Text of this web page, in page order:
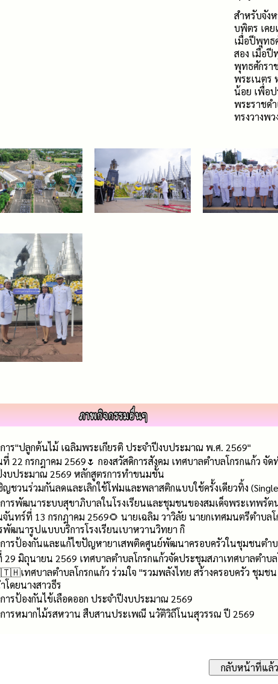
สำหรับจัง
บพิตร เคย
เมื่อปีพุทธ
สอง เมื่อปี
พุทธศักรา
พระเนตร
น้อย เพื่อป
พระราชด
ทรงวางพ
การ"ปลูกต้นไม้ เฉลิมพระเกียรติ ประจำปีงบประมาณ พ.ศ. 2569"
ที่ 22 กรกฎาคม 2569🌷 กองสวัสดิการสังคม เทศบาลตำบลโกรกแก้ว
งบประมาณ 2569 หลักสูตรการทำขนมชั้น
ญชวนร่วมกันลดและเลิกใช้โฟมและพลาสติกแบบใช้ครั้งเดียวทิ้ง
การพัฒนาระบบสุขาภิบาลในโรงเรียนและชุมชนของสมเด็จพระเทพรั
จันทร์ที่ 13 กรกฎาคม 2569🌻 นายเฉลิม วาวิลัย นายกเทศมนตรีตำบ
พัฒนารูปแบบบริการโรงเรียนเบาหวานวิทยา กิ
การป้องกันและแก้ไขปัญหายาเสพติดศูนย์พัฒนาครอบครัวในชุมชนตำบ
29 มิถุนายน 2569 เทศบาลตำบลโกรกแก้วจัดประชุมสภาเทศบาลตำ
เทศบาลตำบลโกรกแก้ว ร่วมใจ "รวมพลังไทย สร้างครอบครัว ชุมช
โดยนางสาวธีร
การป้องกันไข้เลือดออก ประจำปีงบประมาณ 2569
การหมากไม้รสหวาน สืบสานประเพณี นวัติวิถีโนนสุวรรณ ปี 2569